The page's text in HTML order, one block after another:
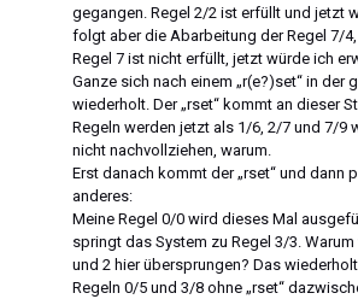
gegangen. Regel 2/2 ist erfüllt und jetzt
folgt aber die Abarbeitung der Regel 7/
Regel 7 ist nicht erfüllt, jetzt würde ich
Ganze sich nach einem „r(e?)set“ in der
wiederholt. Der „rset“ kommt an dieser
Regeln werden jetzt als 1/6, 2/7 und 7/9
nicht nachvollziehen, warum.
Erst danach kommt der „rset“ und dann
anderes:
Meine Regel 0/0 wird dieses Mal
springt das System zu Regel 3/3. Warum
und 2 hier übersprungen? Das
Regeln 0/5 und 3/8 ohne „rset“